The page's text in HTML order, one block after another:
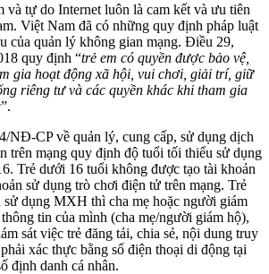
và tự do Internet luôn là cam kết và ưu tiên
Việt Nam đã có những quy định pháp luật
của quản lý không gian mạng. Điều 29,
quy định “trẻ em có quyền được bảo vệ,
gia hoạt động xã hội, vui chơi, giải trí, giữ
riêng tư và các quyền khác khi tham gia
”.
NĐ-CP về quản lý, cung cấp, sử dụng dịch
trên mạng quy định độ tuổi tối thiểu sử dụng
Trẻ dưới 16 tuổi không được tạo tài khoản
sử dụng trò chơi điện tử trên mạng. Trẻ
dụng MXH thì cha mẹ hoặc người giám
tin của mình (cha mẹ/người giám hộ),
sát việc trẻ đăng tải, chia sẻ, nội dung truy
xác thực bằng số điện thoại di động tại
định danh cá nhân.